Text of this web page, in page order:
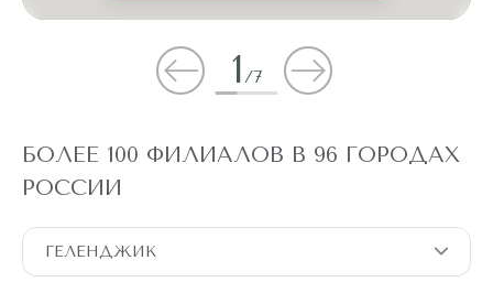
1 /7
БОЛЕЕ 100 ФИЛИАЛОВ В 96 ГОРОДАХ
РОССИИ
ГЕЛЕНДЖИК